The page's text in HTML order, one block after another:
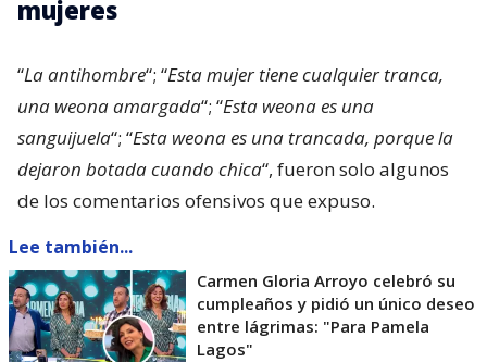
mujeres
“La antihombre“; “Esta mujer tiene cualquier tranca,
una weona amargada“; “Esta weona es una
sanguijuela“; “Esta weona es una trancada, porque la
dejaron botada cuando chica“, fueron solo algunos
de los comentarios ofensivos que expuso.
Lee también...
Carmen Gloria Arroyo celebró su
cumpleaños y pidió un único deseo
entre lágrimas: "Para Pamela
Lagos"